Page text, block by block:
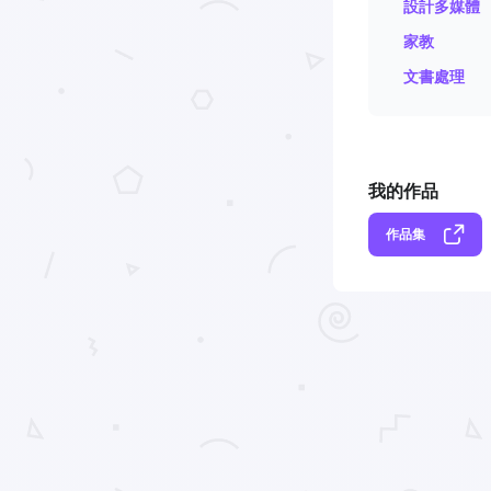
設計多媒體
家教
文書處理
我的作品
作品集